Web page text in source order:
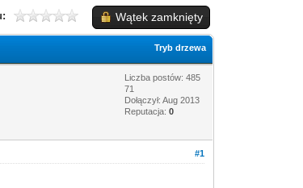
Wątek zamknięty
Tryb drzewa
Liczba postów: 485
71
Dołączył: Aug 2013
Reputacja:0
#1